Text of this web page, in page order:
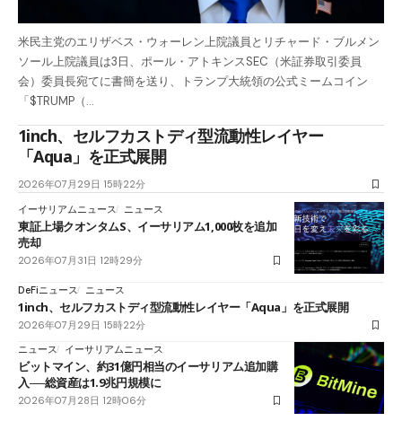
米民主党のエリザベス・ウォーレン上院議員とリチャード・ブルメン
ソール上院議員は3日、ポール・アトキンスSEC（米証券取引委員
会）委員長宛てに書簡を送り、トランプ大統領の公式ミームコイン
「$TRUMP（…
1inch、セルフカストディ型流動性レイヤー
「Aqua」を正式展開
2026年07月29日 15時22分
イーサリアムニュース
ニュース
東証上場クオンタムS、イーサリアム1,000枚を追加
売却
2026年07月31日 12時29分
DeFiニュース ニュース
1inch、セルフカストディ型流動性レイヤー「Aqua」を正式展開
2026年07月29日 15時22分
ニュース
イーサリアムニュース
ビットマイン、約31億円相当のイーサリアム追加購
入──総資産は1.9兆円規模に
2026年07月28日 12時06分